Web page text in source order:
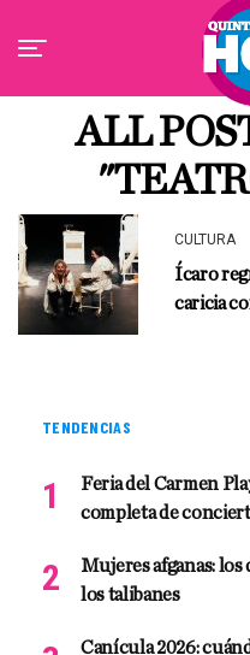
ALL
CULTURA
Ícaro
caricia
TENDENCIAS
Feria del Carmen
completa de
Mujeres afganas:
los talibanes
Canícula 2026: